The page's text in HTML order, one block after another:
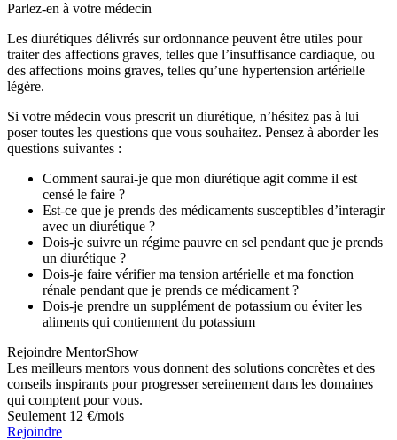
Parlez-en à votre médecin
Les diurétiques délivrés sur ordonnance peuvent être utiles pour
traiter des affections graves, telles que l’insuffisance cardiaque, ou
des affections moins graves, telles qu’une hypertension artérielle
légère.
Si votre médecin vous prescrit un diurétique, n’hésitez pas à lui
poser toutes les questions que vous souhaitez. Pensez à aborder les
questions suivantes :
Comment saurai-je que mon diurétique agit comme il est
censé le faire ?
Est-ce que je prends des médicaments susceptibles d’interagir
avec un diurétique ?
Dois-je suivre un régime pauvre en sel pendant que je prends
un diurétique ?
Dois-je faire vérifier ma tension artérielle et ma fonction
rénale pendant que je prends ce médicament ?
Dois-je prendre un supplément de potassium ou éviter les
aliments qui contiennent du potassium
Rejoindre MentorShow
Les meilleurs mentors vous donnent des solutions concrètes et des
conseils inspirants pour progresser sereinement dans les domaines
qui comptent pour vous.
Seulement 12 €/mois
Rejoindre